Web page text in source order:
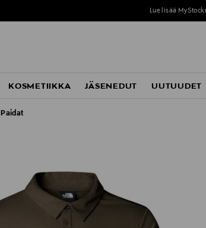
Lue lisää
KOSMETIIKKA JÄSENEDUT UUTUUDET
Paidat